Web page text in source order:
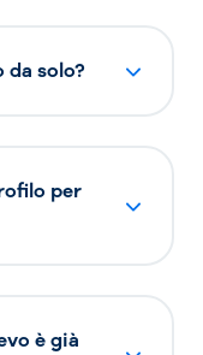
solo?
per
è già